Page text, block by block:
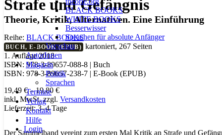
BLACK BOOKS
WHITE BOOKS
Besserwisser
Sprachen für absolute Anfänger
Vorschau
AutorInnen
Magazin
Politik
Sprachen
Termine
Verlag
Kontakt
Hilfe
Login
Strafe und Gefängnis
Theorie, Kritik, Alternativen. Eine Einführung
Reihe: BLACK BOOKS
BUCH, E-BOOK (EPUB) kartoniert, 267 Seiten
1. Auflage 2018
ISBN: 978-3-89657-088-8 | Buch
ISBN: 978-3-89657-238-7 | E-Book (EPUB)
19,49 €–19,80 €
inkl. MwSt. zzgl. Versandkosten
Lieferzeit:3–4 Tage
Der Sammelband vereint zum ersten Mal Kritik an Strafe und